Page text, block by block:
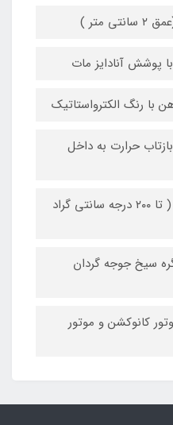
)
پوشش آنادایز مات
با رنگ الکترواستاتیک
حرارت به داخل
دارای ترموستات تنظیم دما ( تا ۲۰۰ درجه سانتی گراد
سیخ جوجه گردان
کانوکشن و موتور